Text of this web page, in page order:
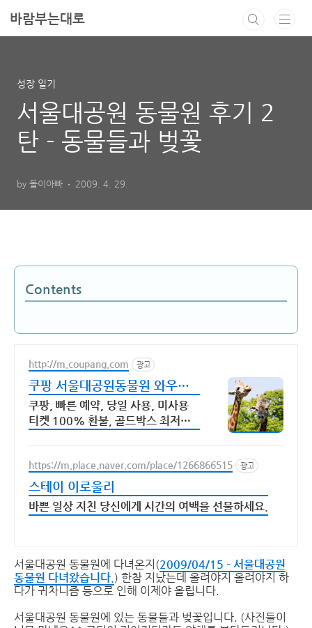
바람부는대로
성장 일기
서울대공원 동물원 후기 2
탄 - 동물들과 벚꽃
by 돌이아빠 2009. 4. 29.
Contents
http://m.coupang.com 광고
쿠팡 서울대공원동물원 와우회
원 최대 87% 할인
쿠팡, 빠른 예약, 당일 사용, 미사용
티켓 100% 환불, 골드박스 최저가
이제 쿠팡에서!
https://m.place.naver.com/place/1266866515 광고
스테이 이로울리
바쁜 일상 지친 당신에게 시간의 여백을 선물하세요.
서울대공원 동물원에 다녀온지(2009/04/15 - 서울대공원
동물원 다녀왔습니다. ) 한참 지났는데 올려야지 올려야지 하
다가 귀차니즘 등으로 인해 이제야 올립니다.
서울대공원 동물원에 있는 동물들과 벚꽃입니다. (사진들이